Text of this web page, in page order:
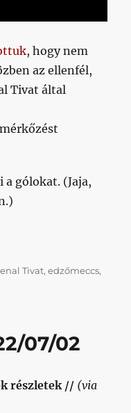
, hogy nem
az ellenfél,
Tivat által
gólokat. (Jaja,
meccsről”
Tivat,edzőmeccs,
07/02
részletek // (via